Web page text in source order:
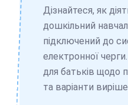
Дізнайтеся, як
дошкільний
підключений до
електронної
для батьків щодо
та варіанти